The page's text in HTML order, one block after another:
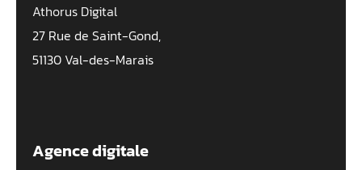
Athorus Digital
27 Rue de Saint-Gond,
51130 Val-des-Marais
Agence digitale